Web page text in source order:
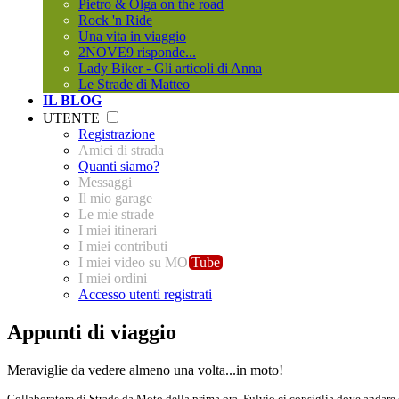
Pietro & Olga on the road
Rock 'n Ride
Una vita in viaggio
2NOVE9 risponde...
Lady Biker - Gli articoli di Anna
Le Strade di Matteo
IL BLOG
UTENTE
Registrazione
Amici di strada
Quanti siamo?
Messaggi
Il mio garage
Le mie strade
I miei itinerari
I miei contributi
I miei video su MO Tube
I miei ordini
Accesso utenti registrati
Appunti di viaggio
Meraviglie da vedere almeno una volta...in moto!